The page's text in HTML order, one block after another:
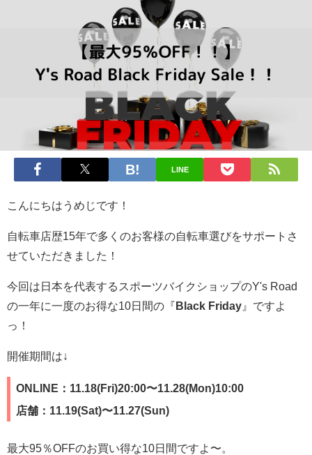
LINE
こんにちはうめじです！
自転車店歴15年で多くのお客様の自転車選びをサポートさ
せていただきました！
今回は日本を代表するスポーツバイクショップのY's Road
の一年に一度のお得な10日間の『 Black Friday 』ですよ
っ！
開催期間は↓
ONLINE：11.18(Fri)20:00〜11.28(Mon)10:00
店舗：11.19(Sat)〜11.27(Sun)
最大95％OFFのお買い得な10日間ですよ〜。